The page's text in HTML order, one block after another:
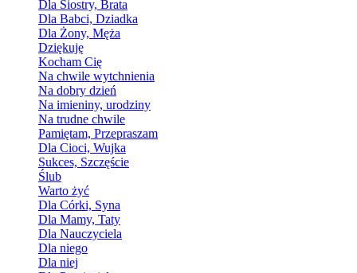
Dla Siostry, Brata
Dla Babci, Dziadka
Dla Żony, Męża
Dziękuję
Kocham Cię
Na chwile wytchnienia
Na dobry dzień
Na imieniny, urodziny
Na trudne chwile
Pamiętam, Przepraszam
Dla Cioci, Wujka
Sukces, Szczęście
Ślub
Warto żyć
Dla Córki, Syna
Dla Mamy, Taty
Dla Nauczyciela
Dla niego
Dla niej